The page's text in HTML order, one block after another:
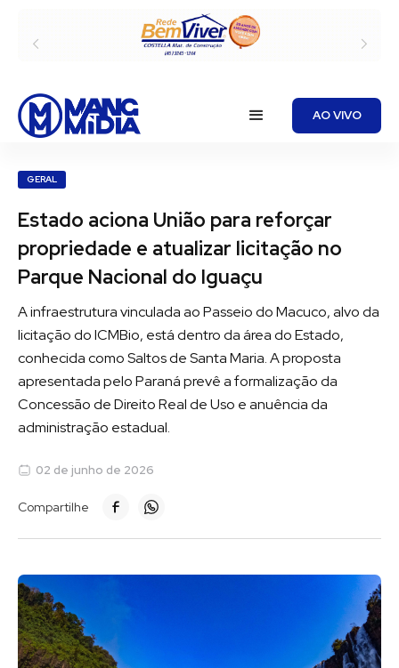
AO VIVO
GERAL
Estado aciona União para reforçar
propriedade e atualizar licitação no
Parque Nacional do Iguaçu
A infraestrutura vinculada ao Passeio do Macuco, alvo da
licitação do ICMBio, está dentro da área do Estado,
conhecida como Saltos de Santa Maria. A proposta
apresentada pelo Paraná prevê a formalização da
Concessão de Direito Real de Uso e anuência da
administração estadual.
02 de junho de 2026
Compartilhe